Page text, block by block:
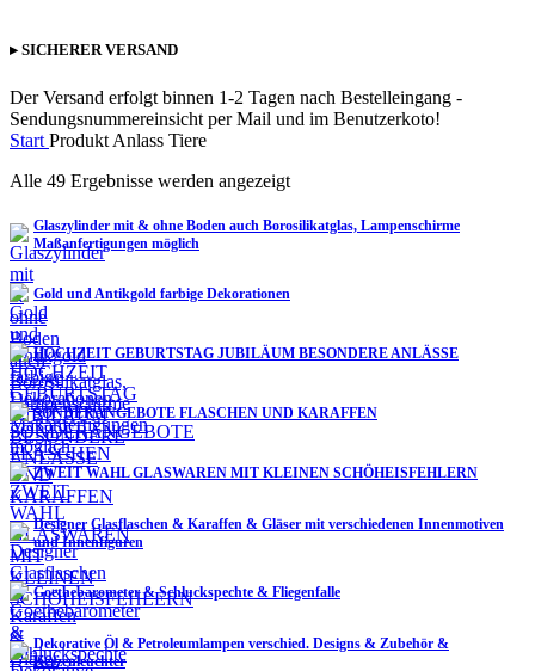
▸ SICHERER VERSAND
Der Versand erfolgt binnen 1-2 Tagen nach Bestelleingang -
Sendungsnummereinsicht per Mail und im Benutzerkoto!
Start Produkt Anlass Tiere
Alle 49 Ergebnisse werden angezeigt
Glaszylinder mit & ohne Boden auch Borosilikatglas, Lampenschirme
Maßanfertigungen möglich
Gold und Antikgold farbige Dekorationen
HOCHZEIT GEBURTSTAG JUBILÄUM BESONDERE ANLÄSSE
SONDERANGEBOTE FLASCHEN UND KARAFFEN
ZWEIT WAHL GLASWAREN MIT KLEINEN SCHÖHEISFEHLERN
Designer Glasflaschen & Karaffen & Gläser mit verschiedenen Innenmotiven
und Innenfiguren
Goethebarometer & Schluckspechte & Fliegenfalle
Dekorative Öl & Petroleumlampen verschied. Designs & Zubehör &
Kerzenleuchter